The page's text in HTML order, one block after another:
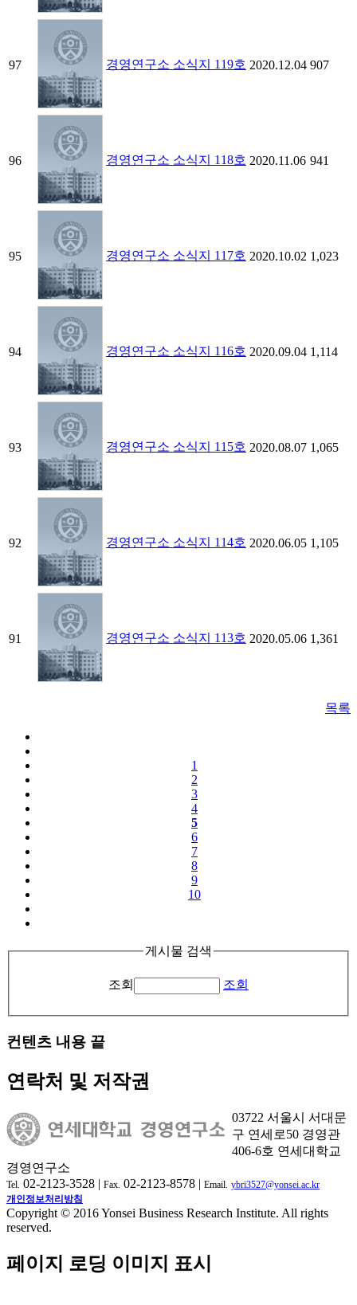
97 경영연구소 소식지 119호 2020.12.04 907
96 경영연구소 소식지 118호 2020.11.06 941
95 경영연구소 소식지 117호 2020.10.02 1,023
94 경영연구소 소식지 116호 2020.09.04 1,114
93 경영연구소 소식지 115호 2020.08.07 1,065
92 경영연구소 소식지 114호 2020.06.05 1,105
91 경영연구소 소식지 113호 2020.05.06 1,361
목록
1
2
3
4
5
6
7
8
9
10
게시물 검색
조회 조회
컨텐츠 내용 끝
연락처 및 저작권
03722 서울시 서대문
구 연세로50 경영관
406-6호 연세대학교
경영연구소
Tel. 02-2123-3528 | Fax. 02-2123-8578 | Email. ybri3527@yonsei.ac.kr
개인정보처리방침
Copyright © 2016 Yonsei Business Research Institute. All rights
reserved.
페이지 로딩 이미지 표시